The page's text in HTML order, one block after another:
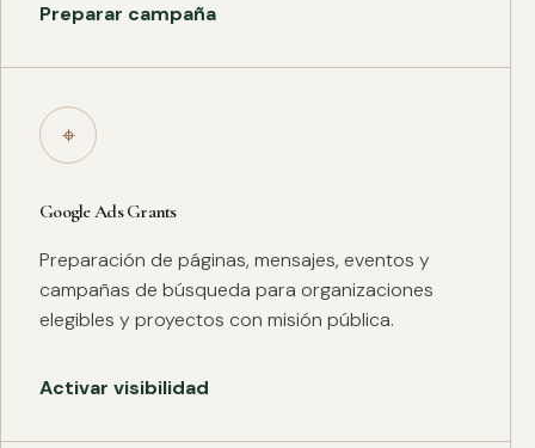
Preparar campaña
⌖
Google Ads Grants
Preparación de páginas, mensajes, eventos y
campañas de búsqueda para organizaciones
elegibles y proyectos con misión pública.
Activar visibilidad